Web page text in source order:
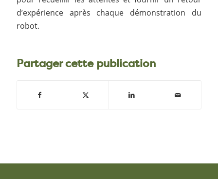
d’expérience après chaque démonstration du
robot.
Partager cette publication